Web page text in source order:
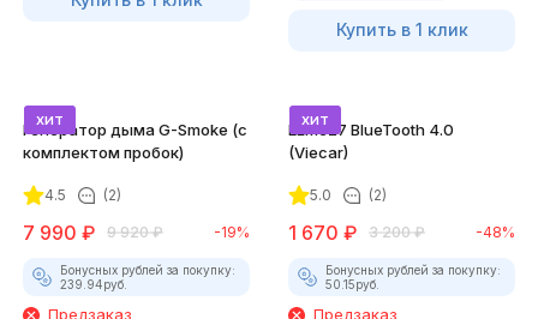
Купить в 1 клик
хит
Генератор дыма G-Smoke (c
комплектом пробок)
4.5 (2)
7 990 ₽ 9 920 ₽ -19%
Бонусных рублей за покупку:
239.94руб.
Предзаказ
хит
ELM327 BlueTooth 4.0
(Viecar)
5.0 (2)
1 670 ₽ 3 200 ₽ -48%
Бонусных рублей за покупку:
50.15руб.
Предзаказ